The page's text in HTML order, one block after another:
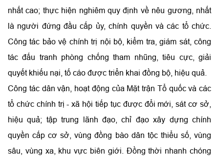
nhất cao; thực hiện nghiêm quy định về nêu gương, nhất
là người đứng đầu cấp ủy, chính quyền và các tổ chức.
Công tác bảo vệ chính trị nội bộ, kiểm tra, giám sát, công
tác đấu tranh phòng chống tham nhũng, tiêu cực, giải
quyết khiếu nại, tố cáo được triển khai đồng bộ, hiệu quả.
Công tác dân vận, hoạt động của Mặt trận Tổ quốc và các
tổ chức chính trị - xã hội tiếp tục được đổi mới, sát cơ sở,
hiệu quả; tập trung lãnh đạo, chỉ đạo xây dựng chính
quyền cấp cơ sở, vùng đồng bào dân tộc thiểu số, vùng
sâu, vùng xa, khu vực biên giới. Đồng thời nhanh chóng